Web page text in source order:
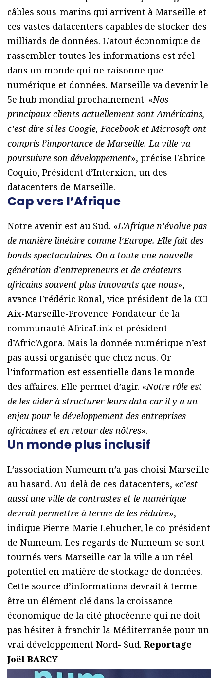
câbles sous-marins qui arrivent à Marseille et
ces vastes datacenters capables de stocker des
milliards de données. L’atout économique de
rassembler toutes les informations est réel
dans un monde qui ne raisonne que
numérique et données. Marseille va devenir le
5e hub mondial prochainement. «Nos
principaux clients actuellement sont Américains,
c’est dire si les Google, Facebook et Microsoft ont
compris l’importance de Marseille. La ville va
poursuivre son développement», précise Fabrice
Coquio, Président d’Interxion, un des
datacenters de Marseille.
Cap vers l’Afrique
Notre avenir est au Sud. «L’Afrique n’évolue pas
de manière linéaire comme l’Europe. Elle fait des
bonds spectaculaires. On a toute une nouvelle
génération d’entrepreneurs et de créateurs
africains souvent plus innovants que nous»,
avance Frédéric Ronal, vice-président de la CCI
Aix-Marseille-Provence. Fondateur de la
communauté AfricaLink et président
d’Afric’Agora. Mais la donnée numérique n’est
pas aussi organisée que chez nous. Or
l’information est essentielle dans le monde
des affaires. Elle permet d’agir. «Notre rôle est
de les aider à structurer leurs data car il y a un
enjeu pour le développement des entreprises
africaines et en retour des nôtres».
Un monde plus inclusif
L’association Numeum n’a pas choisi Marseille
au hasard. Au-delà de ces datacenters, «c’est
aussi une ville de contrastes et le numérique
devrait permettre à terme de les réduire»,
indique Pierre-Marie Lehucher, le co-président
de Numeum. Les regards de Numeum se sont
tournés vers Marseille car la ville a un réel
potentiel en matière de stockage de données.
Cette source d’informations devrait à terme
être un élément clé dans la croissance
économique de la cité phocéenne qui ne doit
pas hésiter à franchir la Méditerranée pour un
vrai développement Nord- Sud. Reportage
Joël BARCY